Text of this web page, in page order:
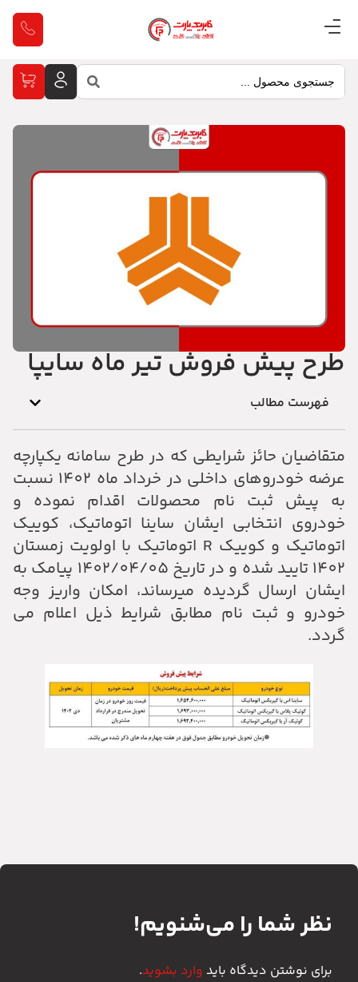
طرح پیش فروش تیر ماه سایپا
فهرست مطالب
متقاضیان حائز شرایطی که در طرح سامانه یکپارچه
عرضه خودروهای داخلی در خرداد ماه 1402 نسبت
به پیش ثبت نام محصولات اقدام نموده و
خودروی انتخابی ایشان ساینا اتوماتیک، کوییک
اتوماتیک و کوییک R اتوماتیک با اولویت زمستان
1402 تایید شده و در تاریخ 1402/04/05 پیامک به
ایشان ارسال گردیده میرساند، امکان واریز وجه
خودرو و ثبت نام مطابق شرایط ذیل اعلام می
گردد.
نظر شما را می‌شنویم!
برای نوشتن دیدگاه باید وارد بشوید.